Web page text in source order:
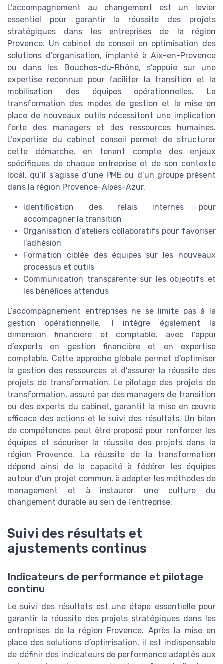
L’accompagnement au changement est un levier
essentiel pour garantir la réussite des projets
stratégiques dans les entreprises de la région
Provence. Un cabinet de conseil en optimisation des
solutions d’organisation, implanté à Aix-en-Provence
ou dans les Bouches-du-Rhône, s’appuie sur une
expertise reconnue pour faciliter la transition et la
mobilisation des équipes opérationnelles. La
transformation des modes de gestion et la mise en
place de nouveaux outils nécessitent une implication
forte des managers et des ressources humaines.
L’expertise du cabinet conseil permet de structurer
cette démarche, en tenant compte des enjeux
spécifiques de chaque entreprise et de son contexte
local, qu’il s’agisse d’une PME ou d’un groupe présent
dans la région Provence-Alpes-Azur.
Identification des relais internes pour
accompagner la transition
Organisation d’ateliers collaboratifs pour favoriser
l’adhésion
Formation ciblée des équipes sur les nouveaux
processus et outils
Communication transparente sur les objectifs et
les bénéfices attendus
L’accompagnement entreprises ne se limite pas à la
gestion opérationnelle. Il intègre également la
dimension financière et comptable, avec l’appui
d’experts en gestion financière et en expertise
comptable. Cette approche globale permet d’optimiser
la gestion des ressources et d’assurer la réussite des
projets de transformation. Le pilotage des projets de
transformation, assuré par des managers de transition
ou des experts du cabinet, garantit la mise en œuvre
efficace des actions et le suivi des résultats. Un bilan
de compétences peut être proposé pour renforcer les
équipes et sécuriser la réussite des projets dans la
région Provence. La réussite de la transformation
dépend ainsi de la capacité à fédérer les équipes
autour d’un projet commun, à adapter les méthodes de
management et à instaurer une culture du
changement durable au sein de l’entreprise.
Suivi des résultats et
ajustements continus
Indicateurs de performance et pilotage
continu
Le suivi des résultats est une étape essentielle pour
garantir la réussite des projets stratégiques dans les
entreprises de la région Provence. Après la mise en
place des solutions d’optimisation, il est indispensable
de définir des indicateurs de performance adaptés aux